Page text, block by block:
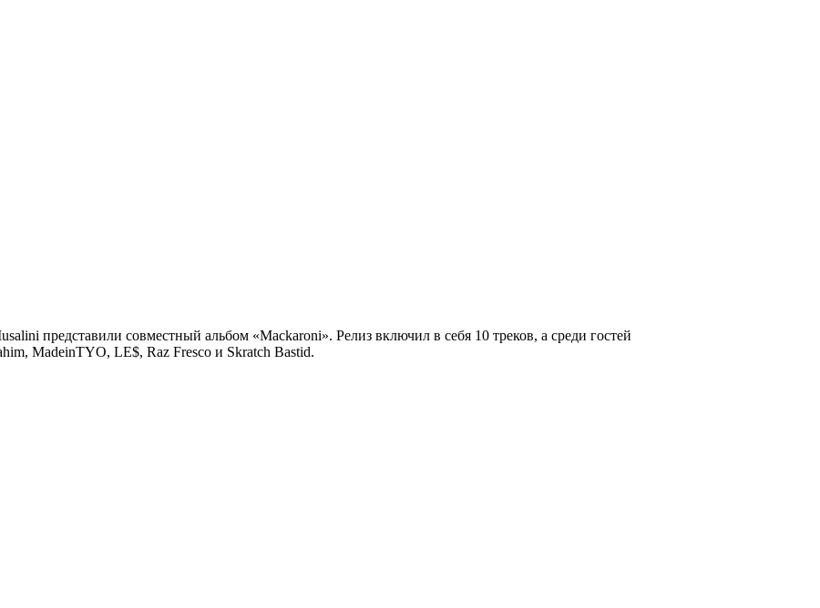
представили совместный альбом «Mackaroni». Релиз включил в себя 10 треков, а среди гостей
MadeinTYO, LE$, Raz Fresco и Skratch Bastid.